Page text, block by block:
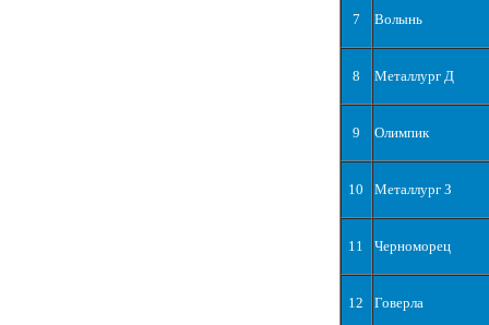
7 Волынь
8 Металлург Д
9 Олимпик
10 Металлург З
11 Черноморец
12 Говерла